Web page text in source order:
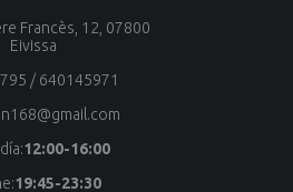
Francès, 12, 07800
Eivissa
/ 640145971
12:00-16:00
19:45-23:30